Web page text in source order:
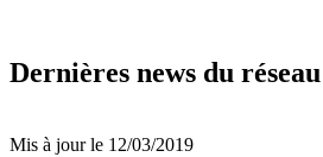
Dernières news du réseau
Mis à jour le 12/03/2019